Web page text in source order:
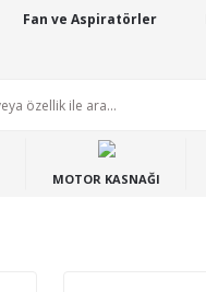
Fan ve Aspiratörler
MOTOR KASNAĞI